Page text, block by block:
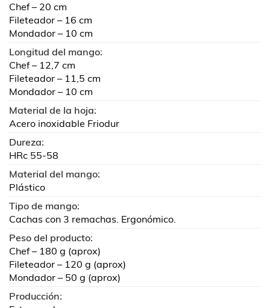
Chef – 20 cm
Fileteador – 16 cm
Mondador – 10 cm
Longitud del mango:
Chef – 12,7 cm
Fileteador – 11,5 cm
Mondador – 10 cm
Material de la hoja:
Acero inoxidable Friodur
Dureza:
HRc 55-58
Material del mango:
Plástico
Tipo de mango:
Cachas con 3 remachas. Ergonómico.
Peso del producto:
Chef – 180 g (aprox)
Fileteador – 120 g (aprox)
Mondador – 50 g (aprox)
Producción: